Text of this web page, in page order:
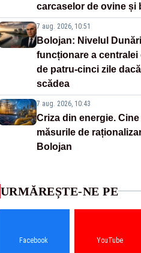
carcaselor de ovine și
7 aug. 2026, 10:51
Bolojan: Nivelul
funcționare a centralei
de patru-cinci zile
scădea
7 aug. 2026, 10:43
Criza din energie.
măsurile de
Bolojan
URMĂREȘTE-NE PE
Facebook YouTube